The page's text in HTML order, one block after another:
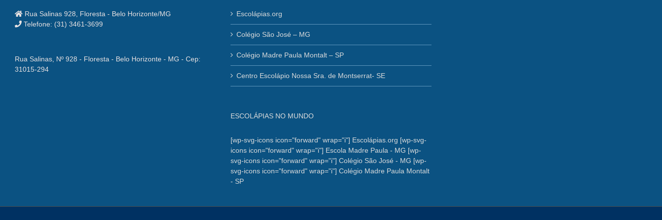
Rua Salinas 928, Floresta - Belo Horizonte/MG
Telefone: (31) 3461-3699
Rua Salinas, Nº 928 - Floresta - Belo Horizonte - MG - Cep:
31015-294
Escolápias.org
Colégio São José – MG
Colégio Madre Paula Montalt – SP
Centro Escolápio Nossa Sra. de Montserrat- SE
ESCOLÁPIAS NO MUNDO
[wp-svg-icons icon="forward" wrap="i"] Escolápias.org [wp-svg-
icons icon="forward" wrap="i"] Escola Madre Paula - MG [wp-
svg-icons icon="forward" wrap="i"] Colégio São José - MG [wp-
svg-icons icon="forward" wrap="i"] Colégio Madre Paula Montalt
- SP